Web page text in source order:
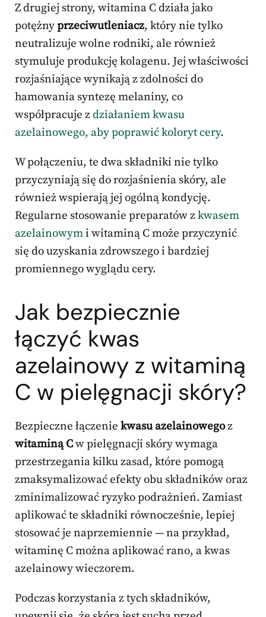
Z drugiej strony, witamina C działa jako
potężnyprzeciwutleniacz, który nie tylko
neutralizuje wolne rodniki, ale również
stymuluje produkcję kolagenu. Jej właściwości
rozjaśniające wynikają z zdolności do
hamowania syntezę melaniny, co
współpracuje zdziałaniem kwasu
azelainowego, aby poprawić koloryt cery.
W połączeniu, te dwa składniki nie tylko
przyczyniają się do rozjaśnienia skóry, ale
również wspierają jej ogólną kondycję.
Regularne stosowanie preparatów zkwasem
azelainowymi witaminą C może przyczynić
się do uzyskania zdrowszego i bardziej
promiennego wyglądu cery.
Jak bezpiecznie
łączyć kwas
azelainowy z witaminą
C w pielęgnacji skóry?
Bezpieczne łączenie kwasu azelainowegoz
witaminą Cw pielęgnacji skóry wymaga
przestrzegania kilku zasad, które pomogą
zmaksymalizować efekty obu składników oraz
zminimalizować ryzyko podrażnień. Zamiast
aplikować te składniki równocześnie, lepiej
stosować je naprzemiennie — na przykład,
witaminę C można aplikować rano, a kwas
azelainowy wieczorem.
Podczas korzystania z tych składników,